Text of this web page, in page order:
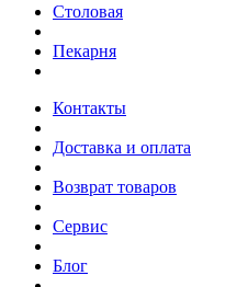
Столовая
Пекарня
Контакты
Доставка и оплата
Возврат товаров
Сервис
Блог